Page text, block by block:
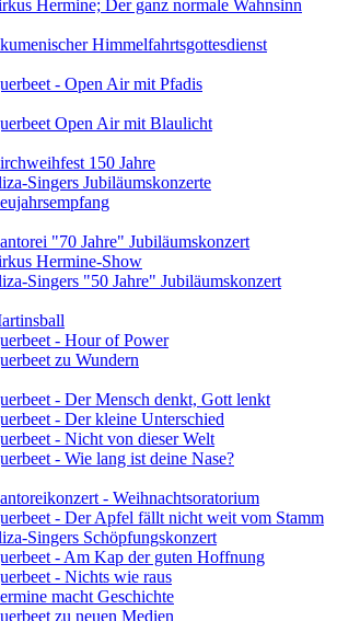
Hermine; Der ganz normale Wahnsinn
Himmelfahrtsgottesdienst
- Open Air mit Pfadis
Open Air mit Blaulicht
150 Jahre
Singers Jubiläumskonzerte
"70 Jahre" Jubiläumskonzert
Hermine-Show
Singers "50 Jahre" Jubiläumskonzert
- Hour of Power
zu Wundern
- Der Mensch denkt, Gott lenkt
- Der kleine Unterschied
- Nicht von dieser Welt
- Wie lang ist deine Nase?
- Weihnachtsoratorium
- Der Apfel fällt nicht weit vom Stamm
Singers Schöpfungskonzert
- Am Kap der guten Hoffnung
- Nichts wie raus
macht Geschichte
zu neuen Medien